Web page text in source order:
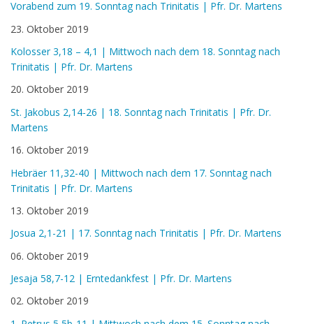
Vorabend zum 19. Sonntag nach Trinitatis | Pfr. Dr. Martens
23. Oktober 2019
Kolosser 3,18 – 4,1 | Mittwoch nach dem 18. Sonntag nach
Trinitatis | Pfr. Dr. Martens
20. Oktober 2019
St. Jakobus 2,14-26 | 18. Sonntag nach Trinitatis | Pfr. Dr.
Martens
16. Oktober 2019
Hebräer 11,32-40 | Mittwoch nach dem 17. Sonntag nach
Trinitatis | Pfr. Dr. Martens
13. Oktober 2019
Josua 2,1-21 | 17. Sonntag nach Trinitatis | Pfr. Dr. Martens
06. Oktober 2019
Jesaja 58,7-12 | Erntedankfest | Pfr. Dr. Martens
02. Oktober 2019